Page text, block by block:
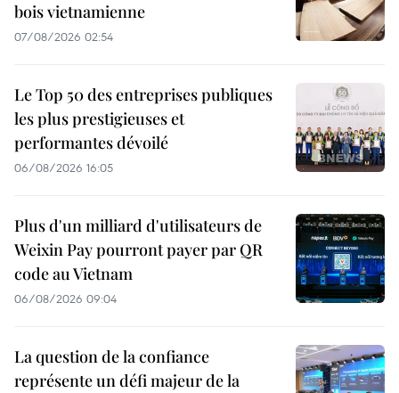
bois vietnamienne
07/08/2026 02:54
Le Top 50 des entreprises publiques
les plus prestigieuses et
performantes dévoilé
06/08/2026 16:05
Plus d'un milliard d'utilisateurs de
Weixin Pay pourront payer par QR
code au Vietnam
06/08/2026 09:04
La question de la confiance
représente un défi majeur de la